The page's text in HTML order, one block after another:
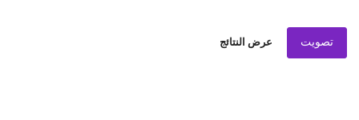
تصويت عرض النتائج